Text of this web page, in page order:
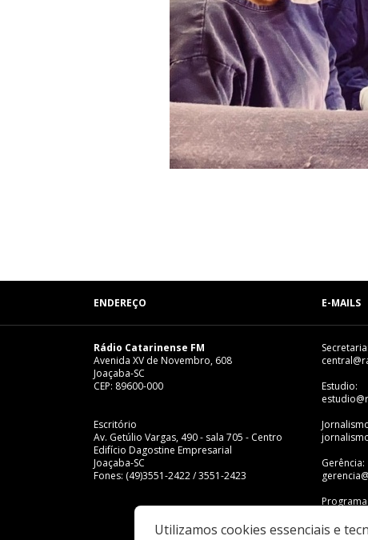
ENDEREÇO
Rádio Catarinense FM
Avenida XV de Novembro, 608
Joaçaba-SC
CEP: 89600-000
Escritório
Av. Getúlio Vargas, 490 - sala 705 - Centro
Edifício Dagostine Empresarial
Joaçaba-SC
Fones: (49)3551-2422 / 3551-2423
E-MAILS
Secretaria:
Estudio:
Gerência:
Utilizamos cookies essenciais e